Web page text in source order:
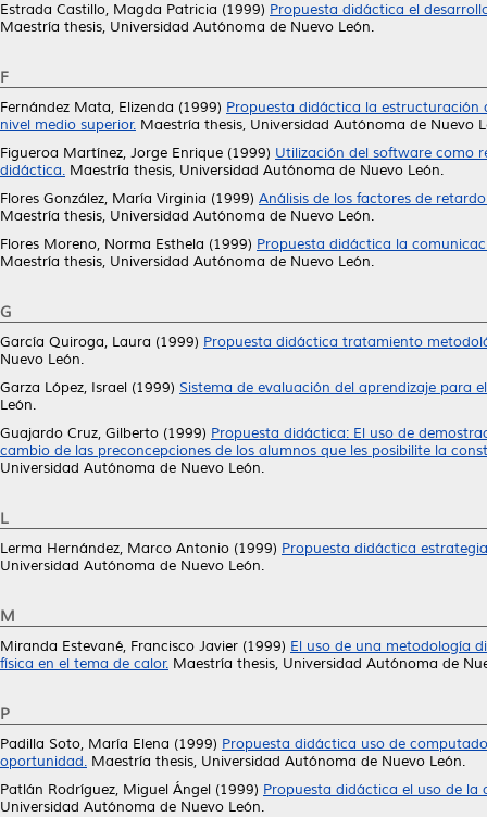
Estrada Castillo, Magda Patricia (1999) Propuesta didáctica el
Maestría thesis, Universidad Autónoma de Nuevo León.
F
Fernández Mata, Elizenda (1999) Propuesta didáctica la estructuración
nivel medio superior. Maestría thesis, Universidad Autónoma de Nuevo
Figueroa Martínez, Jorge Enrique (1999) Utilización del software como
didáctica. Maestría thesis, Universidad Autónoma de Nuevo León.
Flores González, María Virginia (1999) Análisis de los factores de
Maestría thesis, Universidad Autónoma de Nuevo León.
Flores Moreno, Norma Esthela (1999) Propuesta didáctica la
Maestría thesis, Universidad Autónoma de Nuevo León.
G
García Quiroga, Laura (1999) Propuesta didáctica tratamiento
Nuevo León.
Garza López, Israel (1999) Sistema de evaluación del aprendizaje para
León.
Guajardo Cruz, Gilberto (1999) Propuesta didáctica: El uso de
cambio de las preconcepciones de los alumnos que les posibilite la
Universidad Autónoma de Nuevo León.
L
Lerma Hernández, Marco Antonio (1999) Propuesta didáctica
Universidad Autónoma de Nuevo León.
M
Miranda Estevané, Francisco Javier (1999) El uso de una metodología
física en el tema de calor. Maestría thesis, Universidad Autónoma de
P
Padilla Soto, María Elena (1999) Propuesta didáctica uso de
oportunidad. Maestría thesis, Universidad Autónoma de Nuevo León.
Patlán Rodríguez, Miguel Ángel (1999) Propuesta didáctica el uso de
Universidad Autónoma de Nuevo León.